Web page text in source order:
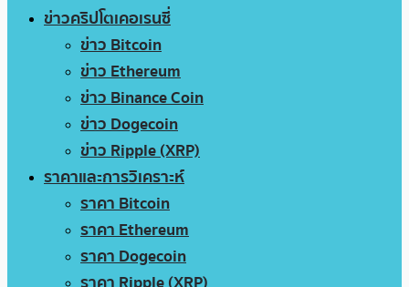
ข่าวคริปโตเคอเรนซี่
ข่าว Bitcoin
ข่าว Ethereum
ข่าว Binance Coin
ข่าว Dogecoin
ข่าว Ripple (XRP)
ราคาและการวิเคราะห์
ราคา Bitcoin
ราคา Ethereum
ราคา Dogecoin